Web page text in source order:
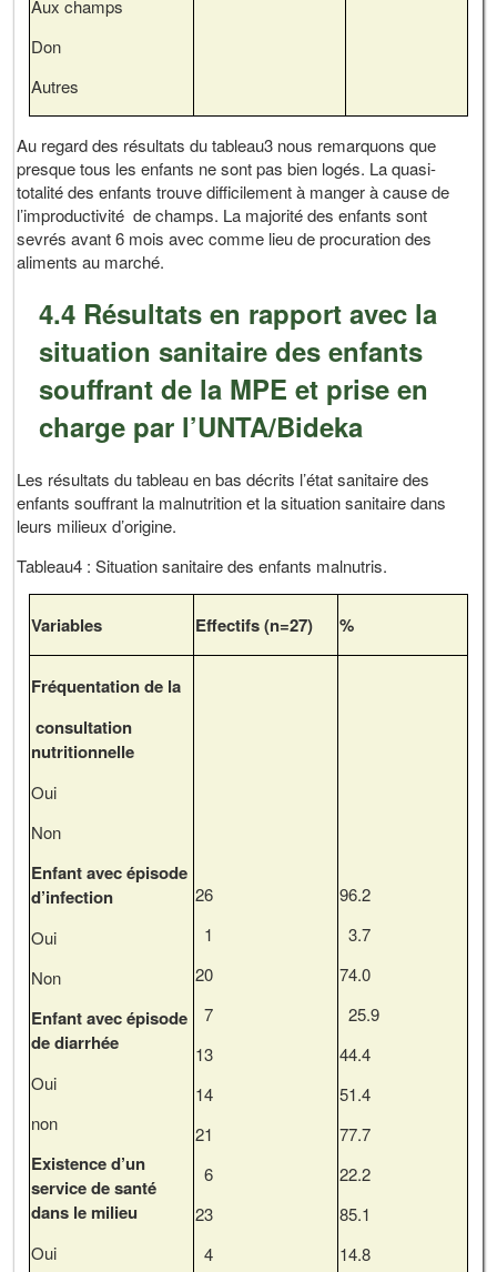
Aux champs
Don
Autres
Au regard des résultats du tableau3 nous remarquons que
presque tous les enfants ne sont pas bien logés. La quasi-
totalité des enfants trouve difficilement à manger à cause de
l’improductivité de champs. La majorité des enfants sont
sevrés avant 6 mois avec comme lieu de procuration des
aliments au marché.
4.4 Résultats en rapport avec la
situation sanitaire des enfants
souffrant de la MPE et prise en
charge par l’UNTA/Bideka
Les résultats du tableau en bas décrits l’état sanitaire des
enfants souffrant la malnutrition et la situation sanitaire dans
leurs milieux d’origine.
Tableau4 : Situation sanitaire des enfants malnutris.
Variables Effectifs (n=27) %
Fréquentation de la
consultation
nutritionnelle
Oui
Non
Enfant avec épisode
d’infection
Oui
Non
Enfant avec épisode
de diarrhée
Oui
non
Existence d’un
service de santé
dans le milieu
Oui
26
1
20
7
13
14
21
6
23
4
96.2
3.7
74.0
25.9
44.4
51.4
77.7
22.2
85.1
14.8